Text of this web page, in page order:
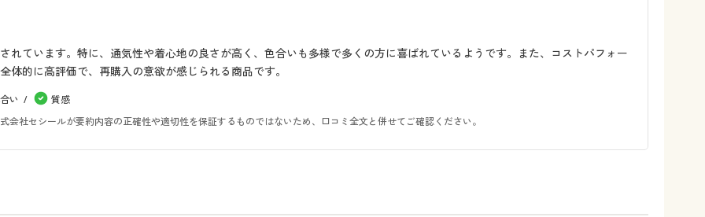
れています。特に、通気性や着心地の良さが高く、色合いも多様で多くの方に喜ばれているようです。また、コストパフォー
的に高評価で、再購入の意欲が感じられる商品です。
い
質感
社セシールが要約内容の正確性や適切性を保証するものではないため、口コミ全文と併せてご確認ください。